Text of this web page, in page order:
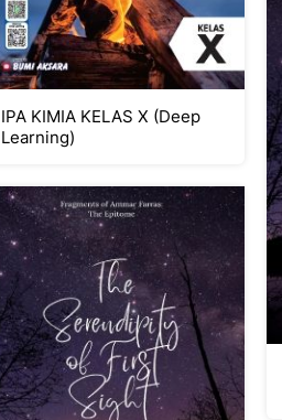
IPA KIMIA KELAS X (Deep
Learning)